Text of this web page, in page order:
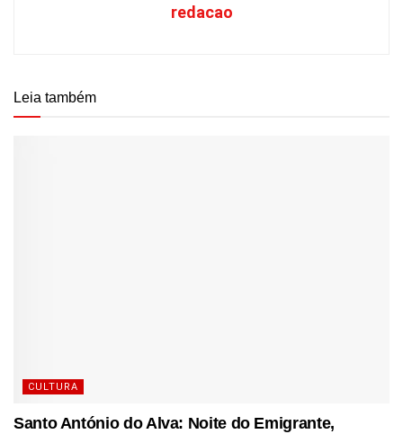
redacao
Leia também
CULTURA
Santo António do Alva: Noite do Emigrante,